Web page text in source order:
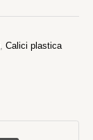
Calici plastica